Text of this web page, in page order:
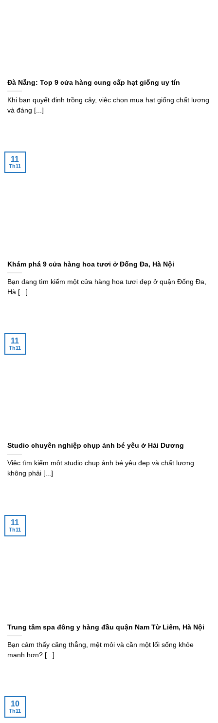
Đà Nẵng: Top 9 cửa hàng cung cấp hạt giống uy tín
Khi bạn quyết định trồng cây, việc chọn mua hạt giống chất lượng
và đáng [...]
Khám phá 9 cửa hàng hoa tươi ở Đống Đa, Hà Nội
Bạn đang tìm kiếm một cửa hàng hoa tươi đẹp ở quận Đống Đa,
Hà [...]
11
Th11
Studio chuyên nghiệp chụp ảnh bé yêu ở Hải Dương
Việc tìm kiếm một studio chụp ảnh bé yêu đẹp và chất lượng
không phải [...]
11
Th11
Trung tâm spa đông y hàng đầu quận Nam Từ Liêm, Hà Nội
Bạn cảm thấy căng thẳng, mệt mỏi và cần một lối sống khỏe
mạnh hơn? [...]
11
Th11
10
Th11